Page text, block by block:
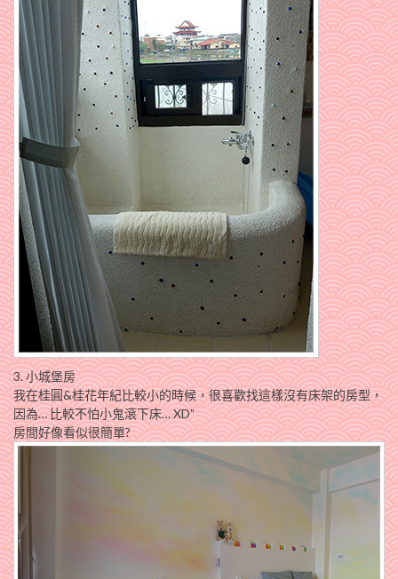
3. 小城堡房
我在桂圓&桂花年紀比較小的時候，很喜歡找這樣沒有床架的房型，
因為… 比較不怕小鬼滾下床… XD”
房間好像看似很簡單?